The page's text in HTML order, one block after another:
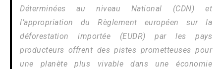
Déterminées au niveau National (CDN) et
l’appropriation du Règlement européen sur la
déforestation importée (EUDR) par les pays
producteurs offrent des pistes prometteuses pour
une planète plus vivable dans une économie